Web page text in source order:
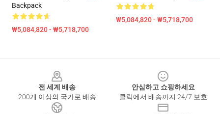
Backpack
₩5,084,820 - ₩5,718,700
₩5,084,820 - ₩5,718,700
전 세계 배송
200개 이상의 국가로 배송
안심하고 쇼핑하세요
클릭에서 배송까지 24/7 보호